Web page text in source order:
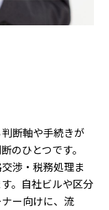
断軸や手続きが
のひとつです。
渉・税務処理ま
。自社ビルや区分
ー向けに、流